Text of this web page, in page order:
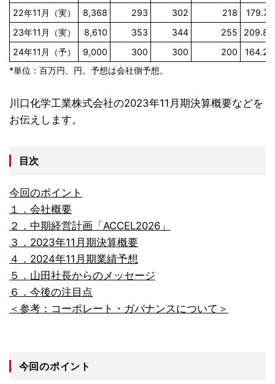
22年11月（実）
8,368 293 302 218
179.75
23年11月（実）
8,610 353 344 255
209.88
24年11月（予）
9,000 300 300 200
164.28
*単位：百万円、円。予想は会社側予想。
川口化学工業株式会社の2023年11月期決算概要などを
お伝えします。
目次
今回のポイント
１．会社概要
２．中期経営計画「ACCEL2026」
３．2023年11月期決算概要
４．2024年11月期業績予想
５．山田社長からのメッセージ
６．今後の注目点
＜参考：コーポレート・ガバナンスについて＞
今回のポイント